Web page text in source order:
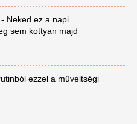
Neked ez a napi
sem kottyan majd
ezzel a műveltségi